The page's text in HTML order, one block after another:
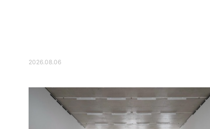
2026.08.06